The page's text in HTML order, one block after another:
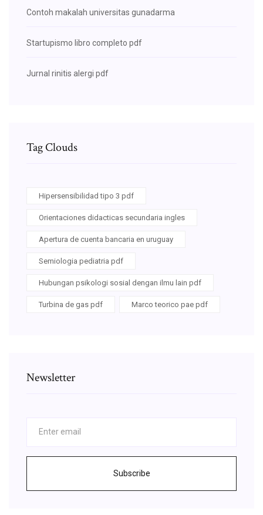
Contoh makalah universitas gunadarma
Startupismo libro completo pdf
Jurnal rinitis alergi pdf
Tag Clouds
Hipersensibilidad tipo 3 pdf
Orientaciones didacticas secundaria ingles
Apertura de cuenta bancaria en uruguay
Semiologia pediatria pdf
Hubungan psikologi sosial dengan ilmu lain pdf
Turbina de gas pdf Marco teorico pae pdf
Newsletter
Subscribe